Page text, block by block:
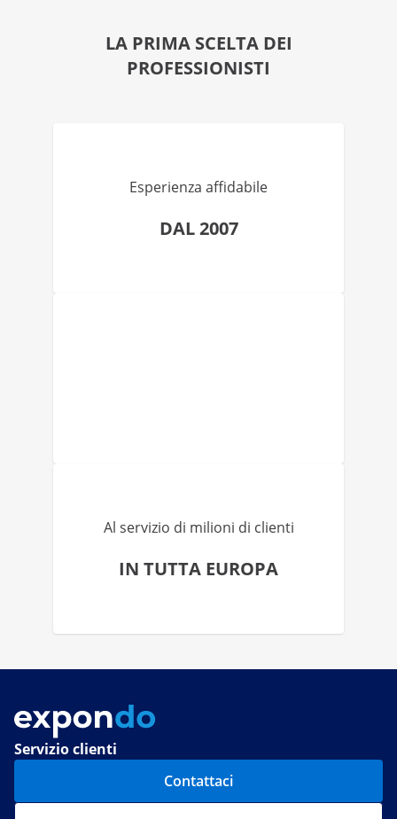
LA PRIMA SCELTA DEI
PROFESSIONISTI
Esperienza affidabile
DAL 2007
Al servizio di milioni di clienti
IN TUTTA EUROPA
Servizio clienti
Contattaci